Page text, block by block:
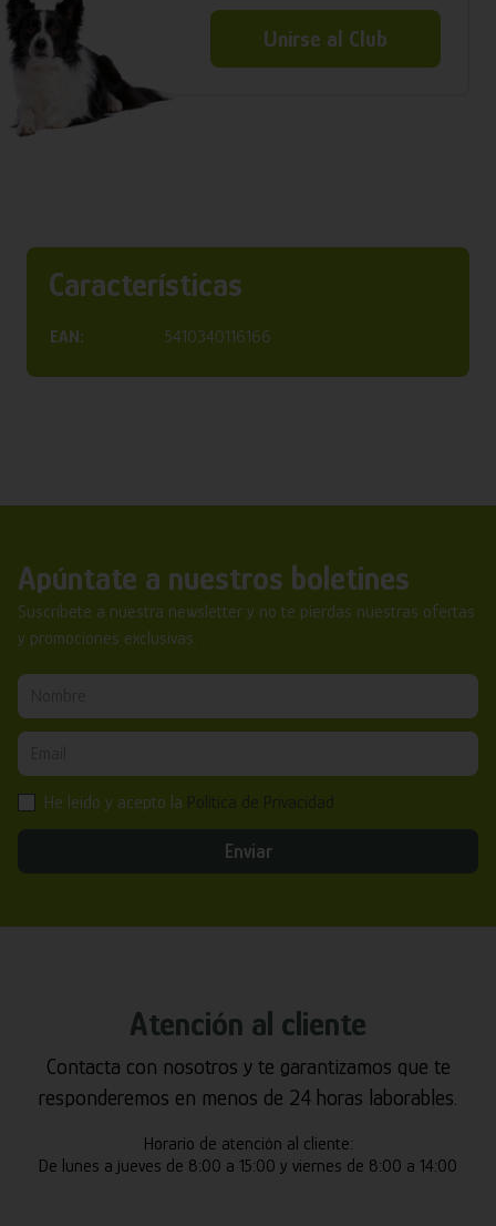
Unirse al Club
Características
EAN: 5410340116166
Apúntate a nuestros boletines
Suscríbete a nuestra newsletter y no te pierdas nuestras ofertas
y promociones exclusivas.
He leído y acepto la
Enviar
Atención al cliente
Contacta con nosotros y te garantizamos que te
responderemos en menos de 24 horas laborables.
Horario de atención al cliente:
De lunes a jueves de 8:00 a 15:00 y viernes de 8:00 a 14:00